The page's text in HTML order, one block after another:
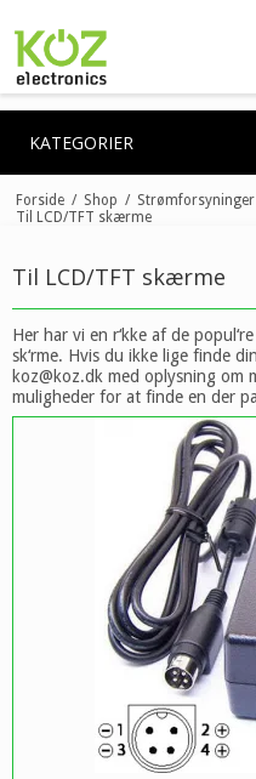
KATEGORIER
Forside / Shop / Strømforsyninger
Til LCD/TFT skærme
Til LCD/TFT skærme
Her har vi en r‘kke af de
sk‘rme. Hvis du ikke lige finde
koz@koz.dk med oplysning om
muligheder for at finde en der